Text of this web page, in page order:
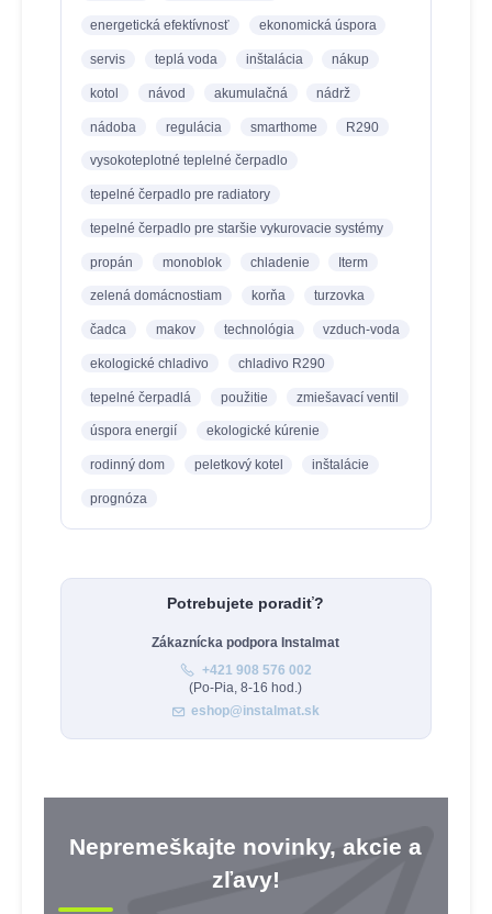
energetická efektívnosť ekonomická úspora
servis teplá voda inštalácia nákup
kotol návod akumulačná nádrž
nádoba regulácia smarthome R290
vysokoteplotné teplelné čerpadlo
tepelné čerpadlo pre radiatory
tepelné čerpadlo pre staršie vykurovacie systémy
propán monoblok chladenie Iterm
zelená domácnostiam korňa turzovka
čadca makov technológia vzduch-voda
ekologické chladivo chladivo R290
tepelné čerpadlá použitie zmiešavací ventil
úspora energií ekologické kúrenie
rodinný dom peletkový kotel inštalácie
prognóza
Potrebujete poradiť?
Zákaznícka podpora Instalmat
+421 908 576 002
(Po-Pia, 8-16 hod.)
eshop@instalmat.sk
Nepremeškajte novinky, akcie a
zľavy!